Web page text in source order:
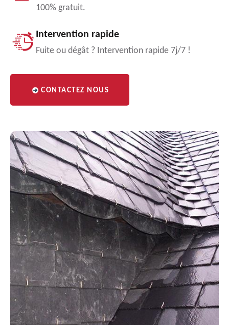
100% gratuit.
Intervention rapide
Fuite ou dégât ? Intervention rapide 7j/7 !
CONTACTEZ NOUS